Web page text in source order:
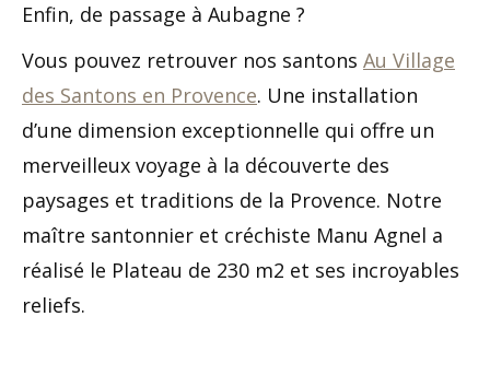
Enfin, de passage à Aubagne ?
Vous pouvez retrouver nos santons Au Village
des Santons en Provence. Une installation
d’une dimension exceptionnelle qui offre un
merveilleux voyage à la découverte des
paysages et traditions de la Provence. Notre
maître santonnier et créchiste Manu Agnel a
réalisé le Plateau de 230 m2 et ses incroyables
reliefs.